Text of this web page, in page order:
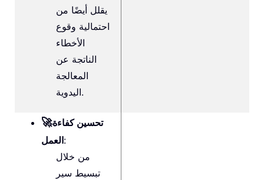
يقلل أيضًا من
احتمالية وقوع
الأخطاء
الناتجة عن
المعالجة
اليدوية.
🚀تحسين كفاءة
العمل:
من خلال
تبسيط سير